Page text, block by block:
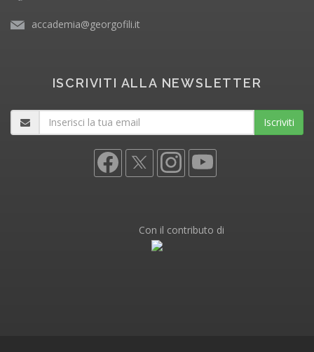
accademia@georgofili.it
ISCRIVITI ALLA NEWSLETTER
Iscriviti
Con il contributo di